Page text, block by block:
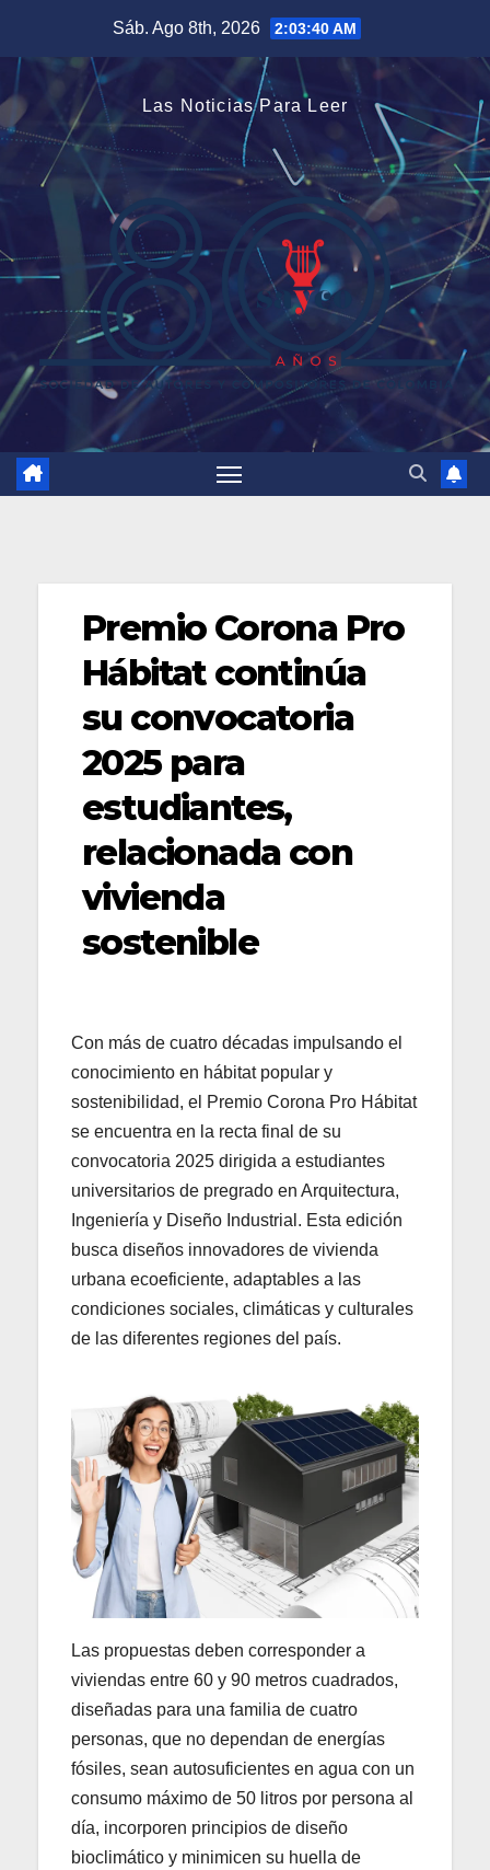
contenido
Sáb. Ago 8th, 2026 2:03:40 AM
Las Noticias Para Leer
Premio Corona Pro
Hábitat continúa
su convocatoria
2025 para
estudiantes,
relacionada con
vivienda
sostenible
Con más de cuatro décadas impulsando el
conocimiento en hábitat popular y
sostenibilidad, el Premio Corona Pro Hábitat
se encuentra en la recta final de su
convocatoria 2025 dirigida a estudiantes
universitarios de pregrado en Arquitectura,
Ingeniería y Diseño Industrial. Esta edición
busca diseños innovadores de vivienda
urbana ecoeficiente, adaptables a las
condiciones sociales, climáticas y culturales
de las diferentes regiones del país.
Las propuestas deben corresponder a
viviendas entre 60 y 90 metros cuadrados,
diseñadas para una familia de cuatro
personas, que no dependan de energías
fósiles, sean autosuficientes en agua con un
consumo máximo de 50 litros por persona al
día, incorporen principios de diseño
bioclimático y minimicen su huella de